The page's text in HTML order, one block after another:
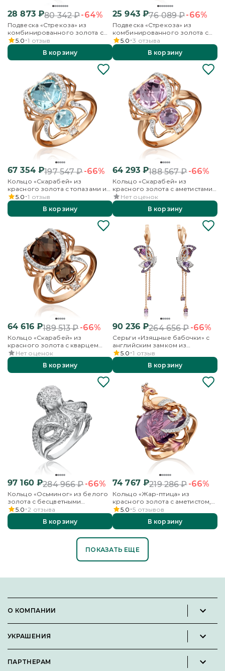
28 873₽80 342₽-64%
Подвеска «Стрекоза» из
комбинированного золота с
топазом, бесцветными
топазами и эмалью
5.0 1 отзыв
В корзину
25 943₽76 089₽-66%
Подвеска «Стрекоза» из
комбинированного золота с
аметистом, бесцветными
топазами и эмалью
5.0 3 отзыва
В корзину
67 354₽197 547₽-66%
Кольцо «Скарабей» из
красного золота с топазами и
бесцветными топазами
5.0 1 отзыв
В корзину
64 293₽188 567₽-66%
Кольцо «Скарабей» из
красного золота с аметистами
и бесцветными топазами
Нет оценок
В корзину
64 616₽189 513₽-66%
Кольцо «Скарабей» из
красного золота с кварцем
дымчатым и бесцветными
топазами
Нет оценок
В корзину
90 236₽264 656₽-66%
Серьги «Изящные бабочки» с
английским замком из
комбинированного золота с
аметистами и бесцветными
топазами
5.0 1 отзыв
В корзину
97 160₽284 966₽-66%
Кольцо «Осьминог» из белого
золота с бесцветными
топазами и кварцем дымчатым
5.0 2 отзыва
В корзину
74 767₽219 286₽-66%
Кольцо «Жар-птица» из
красного золота с аметистом,
бесцветными топазами и
эмалью
5.0 5 отзывов
В корзину
ПОКАЗАТЬ ЕЩЕ
О КОМПАНИИ
Вакансии
УКРАШЕНИЯ
Кольца
ПАРТНЕРАМ